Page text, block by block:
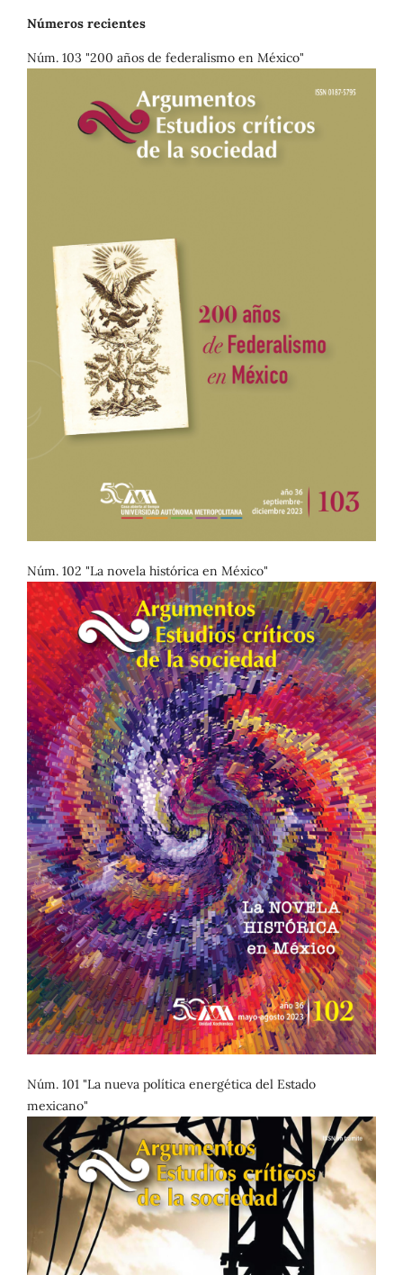
Números recientes
Núm. 103 "200 años de federalismo en México"
Núm. 102 "La novela histórica en México"
Núm. 101 "La nueva política energética del Estado
mexicano"